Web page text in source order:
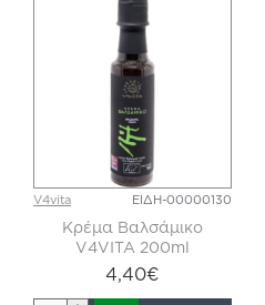
V4vita ΕΙΔΗ-00000130
Κρέμα Βαλσάμικο
V4VITA 200ml
4,40€